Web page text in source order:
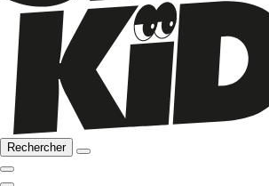
Rechercher